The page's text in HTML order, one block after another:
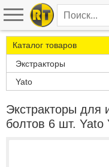
Каталог товаров
Экстракторы
Yato
Экстракторы для
болтов 6 шт. Yato